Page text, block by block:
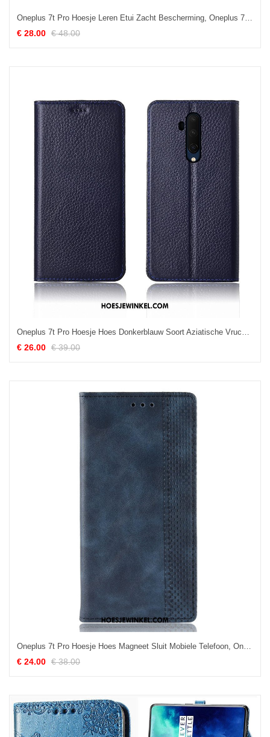
Oneplus 7t Pro Hoesje Leren Etui Zacht Bescherming, Oneplus 7t Pro Hoesje Hoes Mobiele Telefoon Braun
€ 28.00 € 48.00
Oneplus 7t Pro Hoesje Hoes Donkerblauw Soort Aziatische Vrucht, Oneplus 7t Pro Hoesje Zacht Bescherming
€ 26.00 € 39.00
Oneplus 7t Pro Hoesje Hoes Magneet Sluit Mobiele Telefoon, Oneplus 7t Pro Hoesje Leren Etui Blauw
€ 24.00 € 38.00